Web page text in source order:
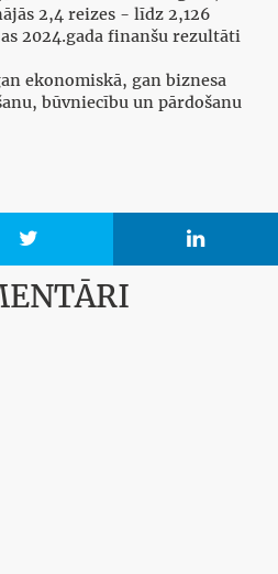
2,4 reizes - līdz 2,126
2024.gada finanšu rezultāti
ekonomiskā, gan biznesa
būvniecību un pārdošanu
 